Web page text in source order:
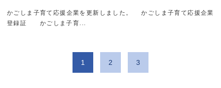
かごしま子育て応援企業を更新しました。 かごしま子育て応援企業
登録証 かごしま子育...
1 2 3